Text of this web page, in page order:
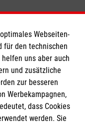
Webseiten-
für den technischen
uns aber auch
und zusätzliche
zur besseren
Werbekampagnen,
dass Cookies
werden. Sie